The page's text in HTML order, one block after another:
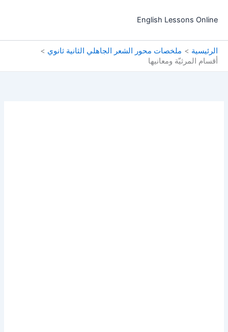
إلىEnglish Lessons Online
الرئيسية
ملخصات محور الشعر الجاهلي الثانية ثانوي
أقسام المرثيّة ومعانيها